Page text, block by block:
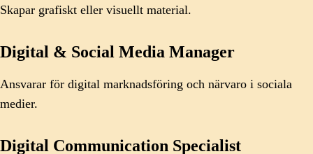
Skapar grafiskt eller visuellt material.
Digital & Social Media Manager
Ansvarar för digital marknadsföring och närvaro i sociala
medier.
Digital Communication Specialist